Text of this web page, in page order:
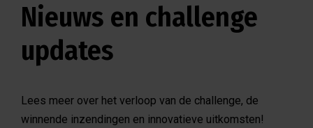
Nieuws en challenge
updates
Lees meer over het verloop van de challenge, de
winnende inzendingen en innovatieve uitkomsten!